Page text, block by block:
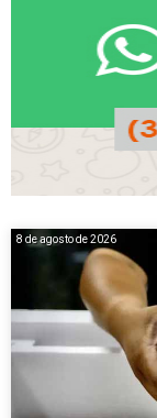
8 de agosto de 2026